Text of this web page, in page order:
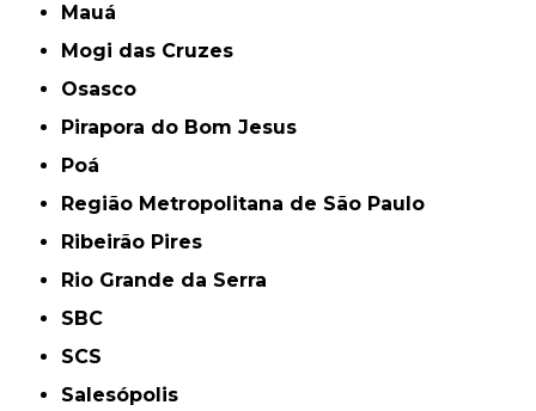
Mauá
Mogi das Cruzes
Osasco
Pirapora do Bom Jesus
Poá
Região Metropolitana de São Paulo
Ribeirão Pires
Rio Grande da Serra
SBC
SCS
Salesópolis